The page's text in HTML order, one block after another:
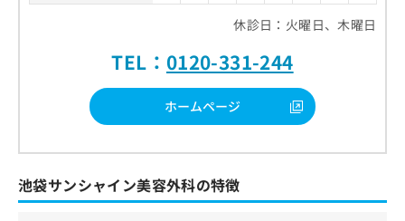
休診日：火曜日、木曜日
TEL： 0120-331-244
ホームページ
池袋サンシャイン美容外科の特徴